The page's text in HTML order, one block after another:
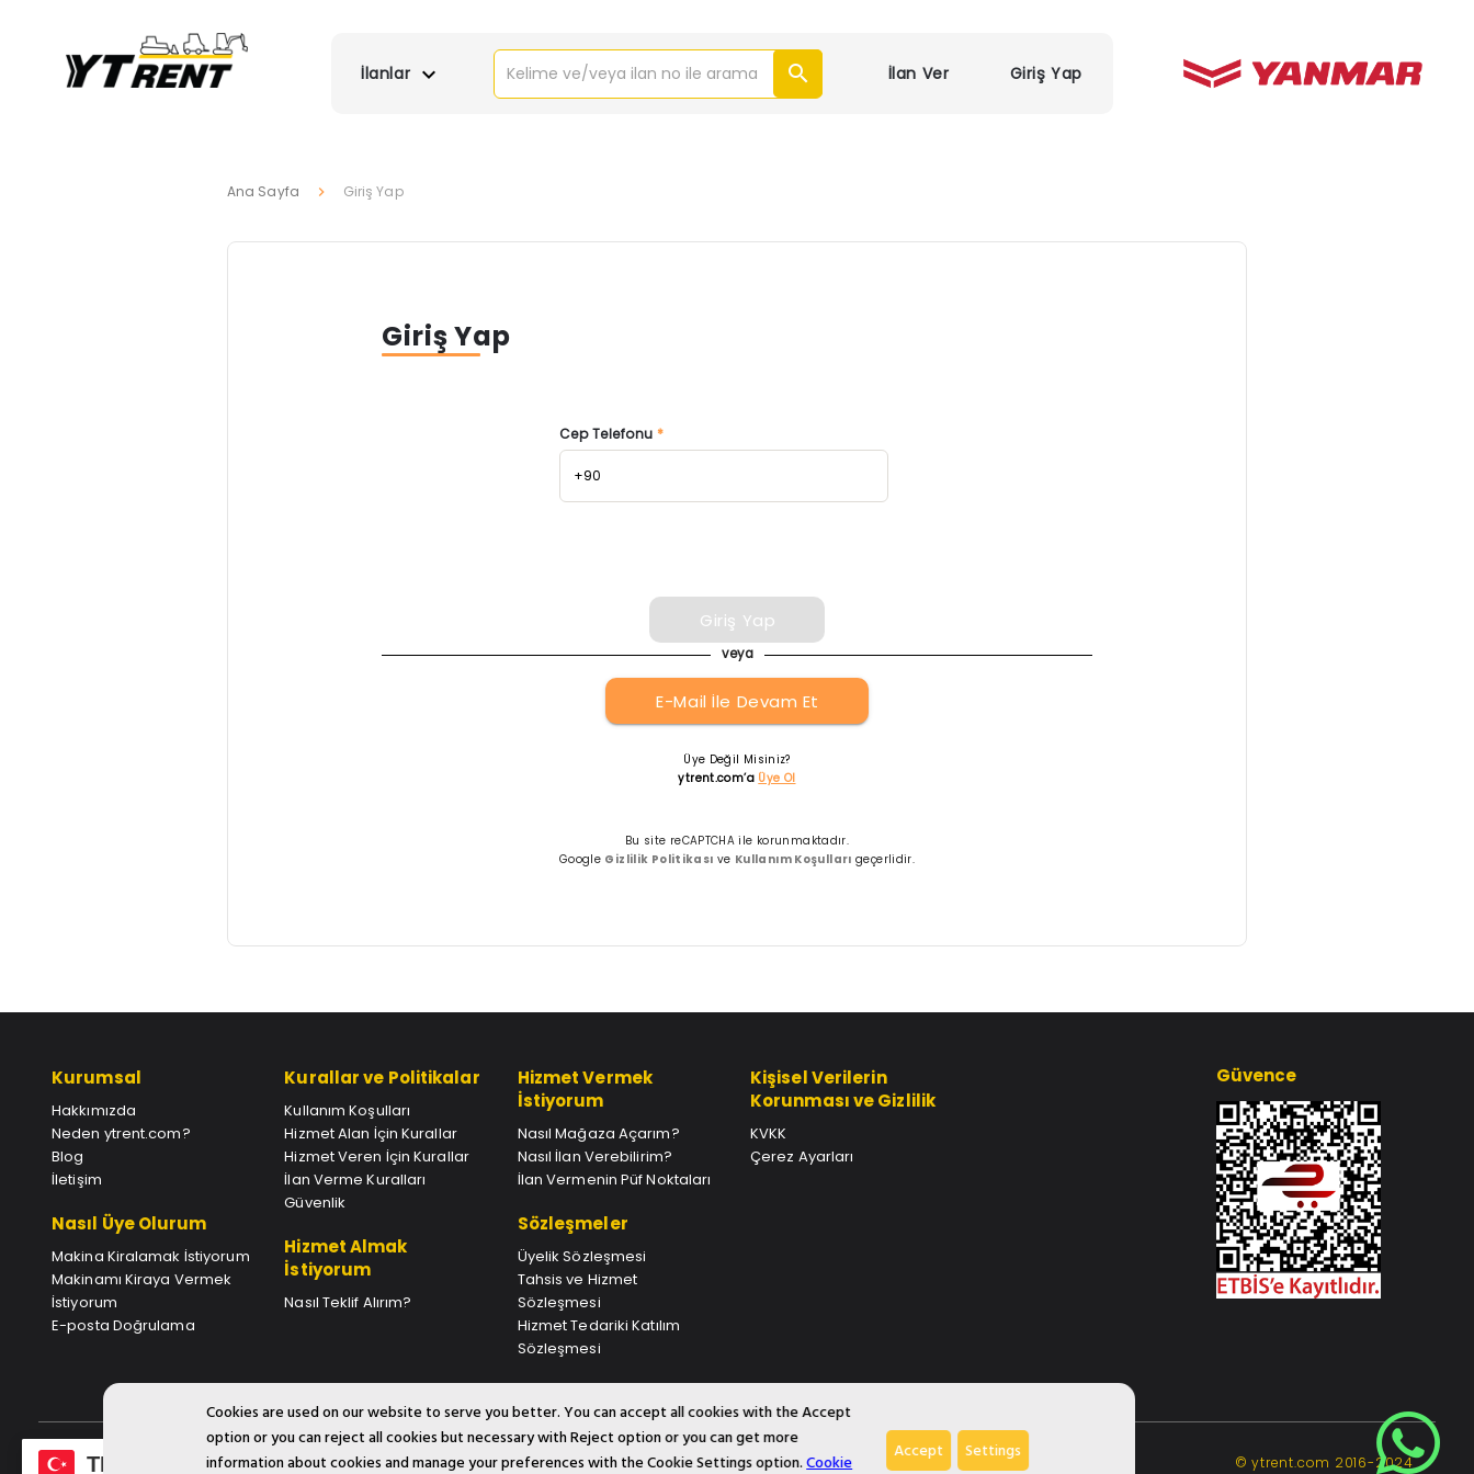
Cookies are used on our website to serve you better. You can accept all cookies with the Accept
option or you can reject all cookies but necessary with Reject option or you can get more
information about cookies and manage your preferences with the Cookie Settings option.Cookie Accept Settings
İlanlar İlan Ver Giriş Yap
Ana Sayfa Giriş Yap
Giriş Yap
Cep Telefonu*
+90
Giriş Yap
veya
E-Mail İle Devam Et
Üye Değil Misiniz?
ytrent.com’a Üye Ol
Bu site reCAPTCHA ile korunmaktadır.
Google Gizlilik Politikası ve Kullanım Koşulları geçerlidir.
Kurumsal
Hakkımızda
Neden ytrent.com?
Blog
İletişim
Nasıl Üye Olurum
Makina Kiralamak İstiyorum
Makinamı Kiraya Vermek
İstiyorum
E-posta Doğrulama
Kurallar ve Politikalar
Kullanım Koşulları
Hizmet Alan İçin Kurallar
Hizmet Veren İçin Kurallar
İlan Verme Kuralları
Güvenlik
Hizmet Almak
İstiyorum
Nasıl Teklif Alırım?
Hizmet Vermek
İstiyorum
Nasıl Mağaza Açarım?
Nasıl İlan Verebilirim?
İlan Vermenin Püf Noktaları
Sözleşmeler
Üyelik Sözleşmesi
Tahsis ve Hizmet
Sözleşmesi
Hizmet Tedariki Katılım
Sözleşmesi
Kişisel Verilerin
Korunması ve Gizlilik
KVKK
Çerez Ayarları
Güvence
© ytrent.com 2016-2024
TR